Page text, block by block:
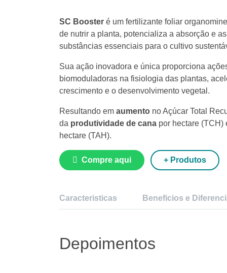
SC Booster é um fertilizante foliar
de nutrir a planta, potencializa a absorção e
substâncias essenciais para o cultivo
Sua ação inovadora e única proporciona
biomoduladoras na fisiologia das plantas,
crescimento e o desenvolvimento vegetal.
Resultando em aumento no Açúcar Total
da produtividade de cana por hectare (TCH)
hectare (TAH).
Compre aqui + Produtos
Características Benefícios e
Depoimentos